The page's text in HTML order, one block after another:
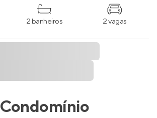
2 banheiros 2 vagas
Condomínio